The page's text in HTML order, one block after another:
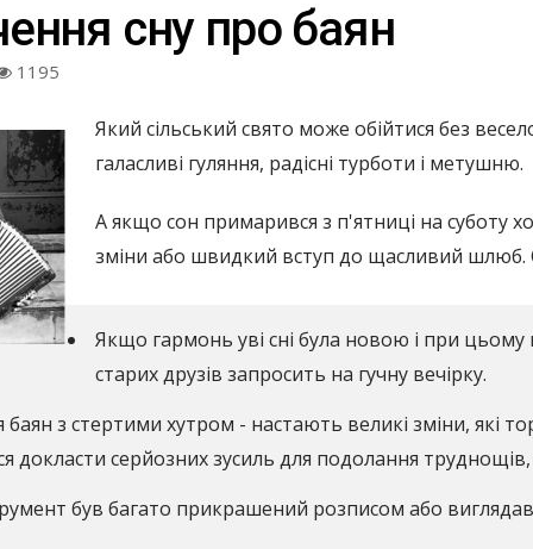
сну про баян
1195
Який сільський свято може обійтися без
галасливі гуляння, радісні турботи і метушню.
А якщо сон примарився з п'ятниці на суботу
зміни або швидкий вступ до щасливий шлюб.
Якщо гармонь уві сні була новою і при цьому
старих друзів запросить на гучну вечірку.
баян з стертими хутром - настають великі зміни, які
докласти серйозних зусиль для подолання
був багато прикрашений розписом або